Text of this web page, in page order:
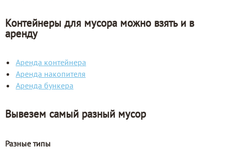
Контейнеры для мусора можно взять и в
аренду
Аренда контейнера
Аренда накопителя
Аренда бункера
Вывезем самый разный мусор
Разные типы